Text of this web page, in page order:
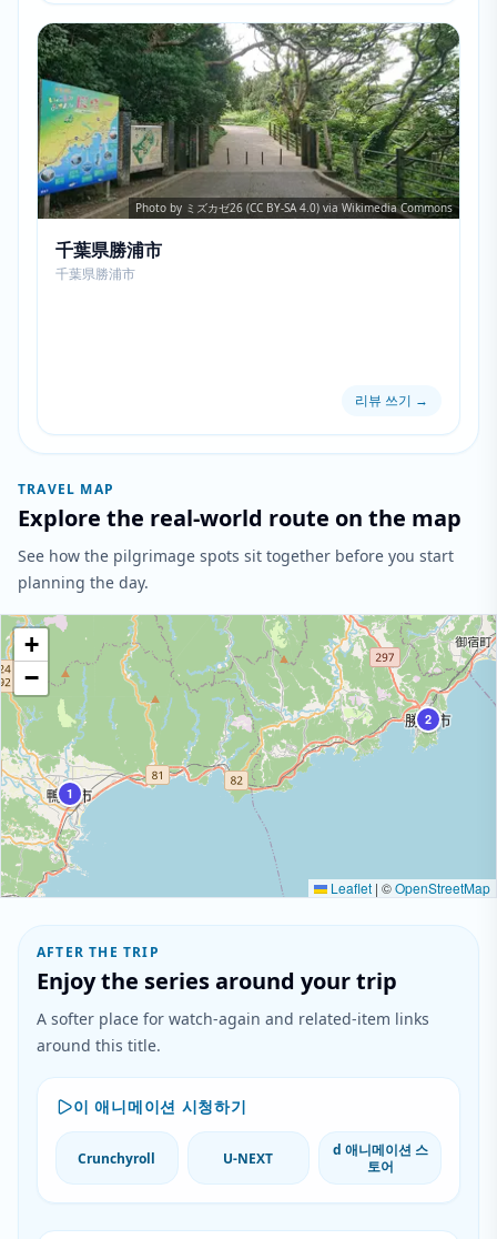
Photo by ミズカゼ26 (CC BY-SA 4.0) via Wikimedia Commons
千葉県勝浦市
千葉県勝浦市
리뷰 쓰기 →
TRAVEL MAP
Explore the real-world route on the map
See how the pilgrimage spots sit together before you start
planning the day.
1
2
+
−
Leaflet | ©OpenStreetMap
AFTER THE TRIP
Enjoy the series around your trip
A softer place for watch-again and related-item links
around this title.
이 애니메이션 시청하기
Crunchyroll U-NEXT
d 애니메이션 스
토어